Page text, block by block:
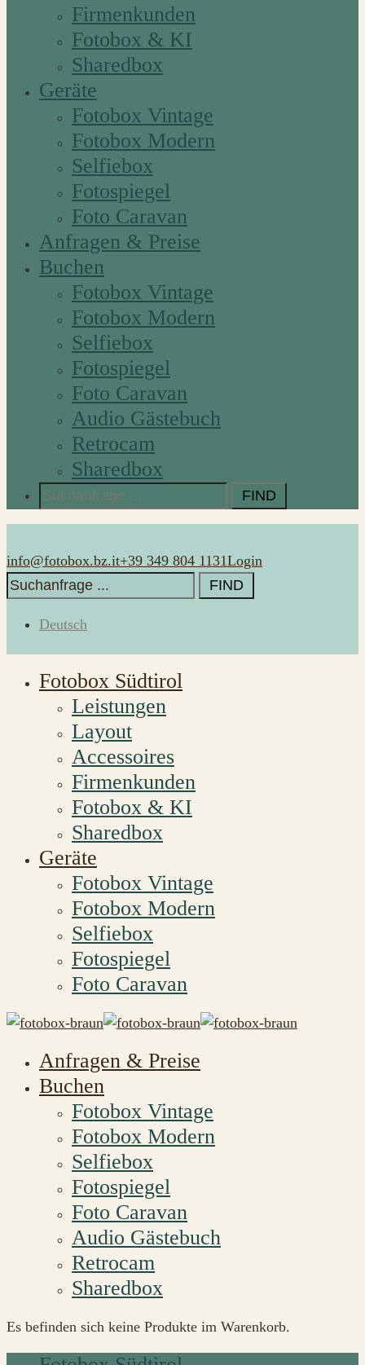
Firmenkunden
Fotobox & KI
Sharedbox
Geräte
Fotobox Vintage
Fotobox Modern
Selfiebox
Fotospiegel
Foto Caravan
Anfragen & Preise
Buchen
Fotobox Vintage
Fotobox Modern
Selfiebox
Fotospiegel
Foto Caravan
Audio Gästebuch
Retrocam
Sharedbox
Search
for:
info@fotobox.bz.it+39 349 804 1131Login
Search
for:
Deutsch
Fotobox Südtirol
Leistungen
Layout
Accessoires
Firmenkunden
Fotobox & KI
Sharedbox
Geräte
Fotobox Vintage
Fotobox Modern
Selfiebox
Fotospiegel
Foto Caravan
Anfragen & Preise
Buchen
Fotobox Vintage
Fotobox Modern
Selfiebox
Fotospiegel
Foto Caravan
Audio Gästebuch
Retrocam
Sharedbox
Es befinden sich keine Produkte im Warenkorb.